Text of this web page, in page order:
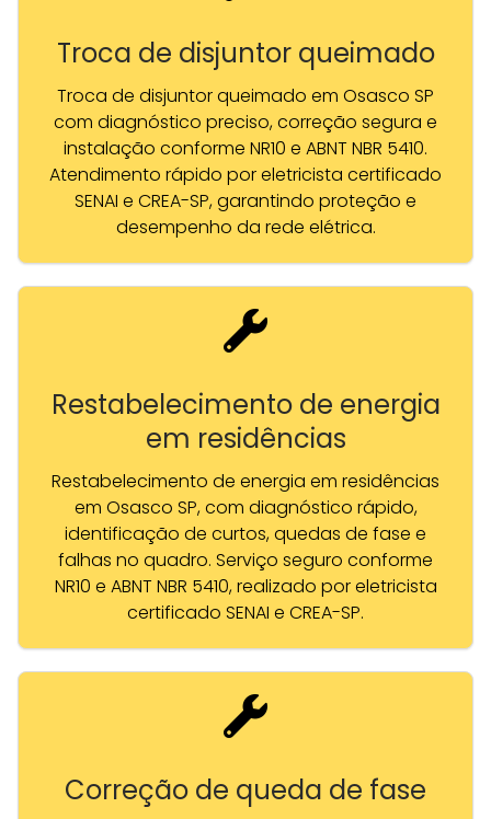
Troca de disjuntor queimado
Troca de disjuntor queimado em Osasco SP
com diagnóstico preciso, correção segura e
instalação conforme NR10 e ABNT NBR 5410.
Atendimento rápido por eletricista certificado
SENAI e CREA-SP, garantindo proteção e
desempenho da rede elétrica.
Restabelecimento de energia
em residências
Restabelecimento de energia em residências
em Osasco SP, com diagnóstico rápido,
identificação de curtos, quedas de fase e
falhas no quadro. Serviço seguro conforme
NR10 e ABNT NBR 5410, realizado por eletricista
certificado SENAI e CREA-SP.
Correção de queda de fase